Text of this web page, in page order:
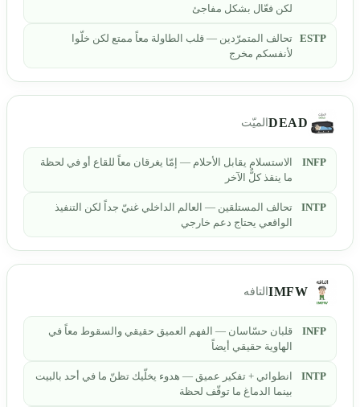
لكن فعّال بشكل مفاجئ
ESTP تحالف المتمرّدين — قلب الطاولة معاً ممتع لكن خلّوا
لأنفسكم مخرج
DEAD الميّت
INFP
الاستسلام يقابل الأحلام — إمّا يغرقان معاً للقاع أو في لحظة
ما ينقذ كلٌّ الآخر
INTP
تحالف المستلقين — العالم الداخلي غنيّ جداً لكن التنفيذ
الواقعي يحتاج دعم خارجي
IMFW التافه
INFP
قلبان حسّاسان — الفهم العميق حقيقي والسقوط معاً في
الهاوية حقيقي أيضاً
INTP
انطوائي + تفكير عميق — هدوء يخلّيك تظنّ ما في أحد بالبيت
بينما الدماغ ما توقّف لحظة